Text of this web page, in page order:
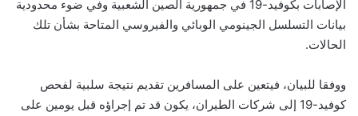
الإصابات بكوفيد-19 في جمهورية الصين الشعبية وفي ضوء محدودية
بيانات التسلسل الجينومي الوبائي والفيروسي المتاحة بشأن تلك
الحالات.
ووفقا للبيان، فيتعين على المسافرين تقديم نتيجة سلبية لفحص
كوفيد-19 إلى شركات الطيران، يكون قد تم إجراؤه قبل يومين على